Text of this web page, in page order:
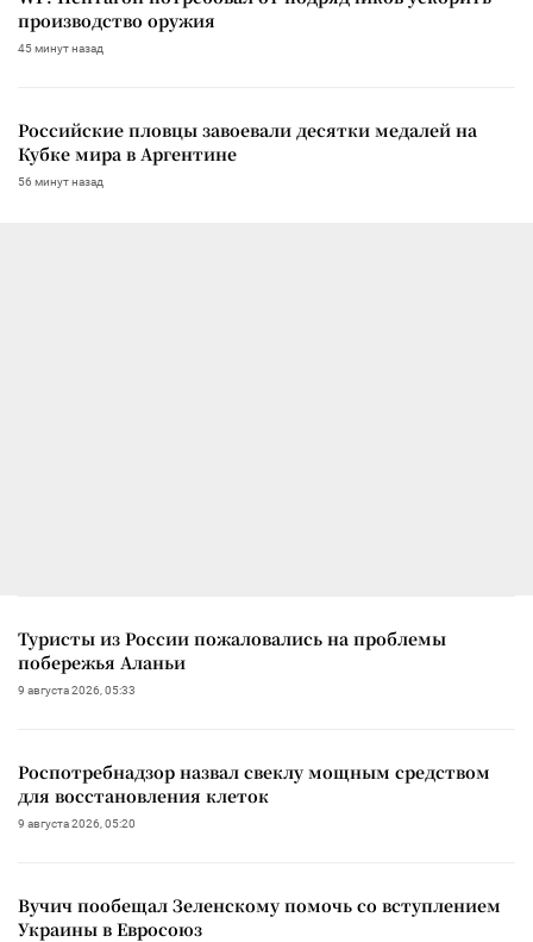
производство оружия
45 минут назад
Российские пловцы завоевали десятки медалей на
Кубке мира в Аргентине
56 минут назад
Туристы из России пожаловались на проблемы
побережья Аланьи
9 августа 2026, 05:33
Роспотребнадзор назвал свеклу мощным средством
для восстановления клеток
9 августа 2026, 05:20
Вучич пообещал Зеленскому помочь со вступлением
Украины в Евросоюз